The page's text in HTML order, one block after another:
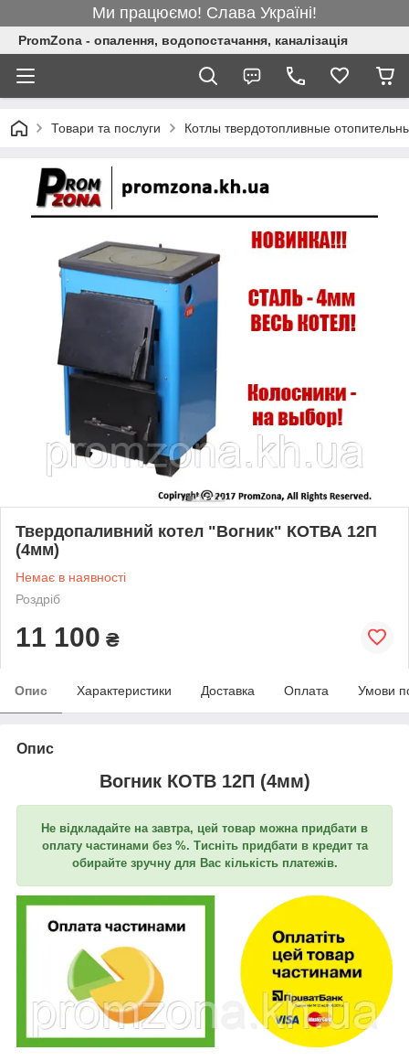
Ми працюємо! Слава Україні!
PromZona - опалення, водопостачання, каналізація
Товари та послуги Котлы твердотопливные
Твердопаливний котел "Вогник" КОТВА 12П
(4мм)
Немає в наявності
Роздріб
11 100 ₴
Опис Характеристики Доставка Оплата Умови
Опис
Вогник КОТВ 12П (4мм)
Не відкладайте на завтра, цей товар можна придбати в
оплату частинами без %. Тисніть придбати в кредит та
обирайте зручну для Вас кількість платежів.